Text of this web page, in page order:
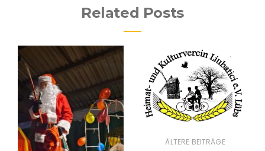
Related Posts
ÄLTERE BEITRÄGE